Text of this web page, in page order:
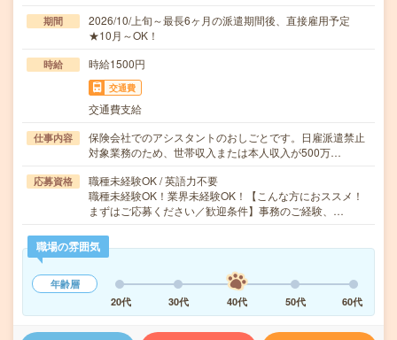
期間
2026/10/上旬～最長6ヶ月の派遣期間後、直接雇用予定
★10月～OK！
時給 時給1500円
交通費
交通費支給
仕事内容
保険会社でのアシスタントのおしごとです。日雇派遣禁止
対象業務のため、世帯収入または本人収入が500万…
応募資格
職種未経験OK / 英語力不要
職種未経験OK！業界未経験OK！【こんな方におススメ！
まずはご応募ください／歓迎条件】事務のご経験、…
職場の雰囲気
年齢層
20代
30代 40代 50代 60代